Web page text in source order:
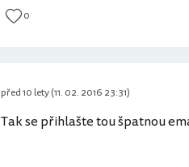
0
Tak se přihlašte tou špatnou
před 10 lety (11. 02. 2016 23:31)